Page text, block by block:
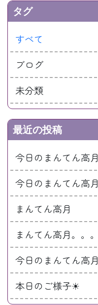
タグ
すべて
ブログ
未分類
最近の投稿
今日のまんてん高月
今日のまんてん高月
まんてん高月
まんてん高月。。。
今日のまんてん高月
本日のご様子☀